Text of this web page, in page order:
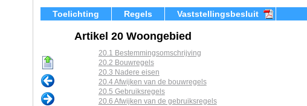
Toelichting Regels Vaststellingsbesluit
Artikel 20 Woongebied
20.1 Bestemmingsomschrijving
20.2 Bouwregels
20.3 Nadere eisen
20.4 Afwijken van de bouwregels
20.5 Gebruiksregels
20.6 Afwijken van de gebruiksregels